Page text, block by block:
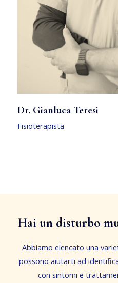
Dr. Gianluca Teresi
Fisioterapista
Hai un disturbo
Abbiamo elencato una
possono aiutarti ad
con sintomi e